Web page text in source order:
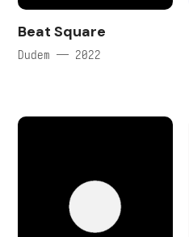
Beat Square
Dudem — 2022